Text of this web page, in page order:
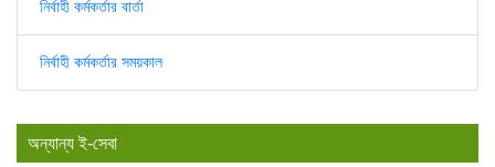
নির্বাহী কর্মকর্তার বার্তা
নির্বাহী কর্মকর্তার সময়কাল
অন্যান্য ই-সেবা